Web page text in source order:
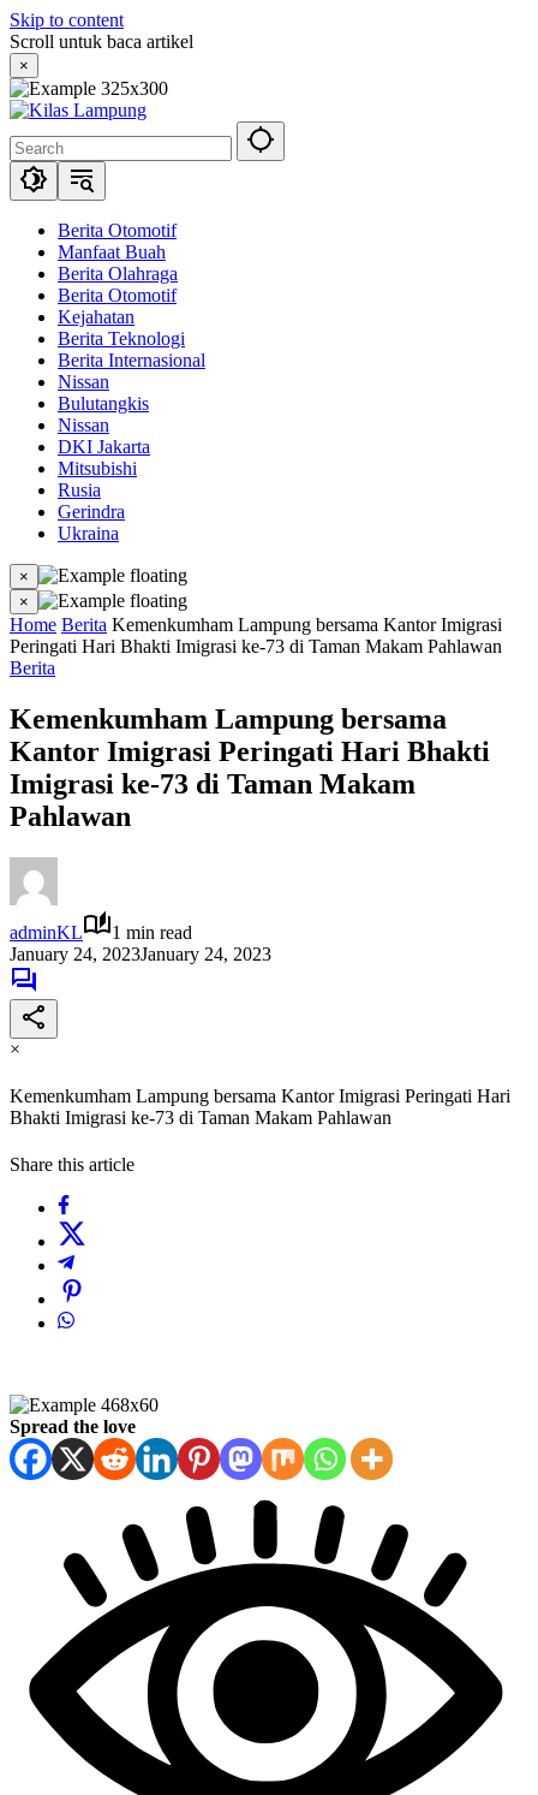
Skip to content
Scroll untuk baca artikel
×
Berita Otomotif
Manfaat Buah
Berita Olahraga
Berita Otomotif
Kejahatan
Berita Teknologi
Berita Internasional
Nissan
Bulutangkis
Nissan
DKI Jakarta
Mitsubishi
Rusia
Gerindra
Ukraina
×
×
Home Berita Kemenkumham Lampung bersama Kantor Imigrasi
Peringati Hari Bhakti Imigrasi ke-73 di Taman Makam Pahlawan
Berita
Kemenkumham Lampung bersama
Kantor Imigrasi Peringati Hari Bhakti
Imigrasi ke-73 di Taman Makam
Pahlawan
adminKL
1 min read
January 24, 2023January 24, 2023
×
Kemenkumham Lampung bersama Kantor Imigrasi Peringati Hari
Bhakti Imigrasi ke-73 di Taman Makam Pahlawan
Share this article
Spread the love